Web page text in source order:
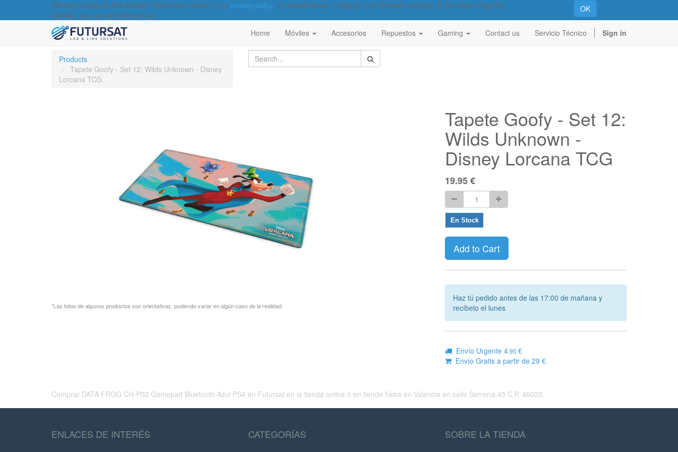
We use cookies in this website. Read about them in our privacy policy. To disable them, configure your browser properly. If you keep using this
website, you are accepting those.
OK
Home Móviles Accesorios Repuestos Gaming Contact us Servicio Técnico Sign in
Products
Tapete Goofy - Set 12: Wilds Unknown - Disney
Lorcana TCG
*Las fotos de algunos productos son orientativas, pudiendo variar en algún caso de la realidad.
Tapete Goofy - Set 12:
Wilds Unknown -
Disney Lorcana TCG
19.95€
En Stock
Add to Cart
Haz tú pedido antes de las 17:00 de mañana y
recíbelo el lunes
Envío Urgente 4.95 €
Envío Gratis a partir de 29 €
Comprar DATA FROG CH-P02 Gamepad Bluetooth Azul PS4 en Futursat en la tienda online o en tienda física en Valencia en calle Serrería 45 C.P. 46022.
ENLACES DE INTERÉS CATEGORÍAS SOBRE LA TIENDA